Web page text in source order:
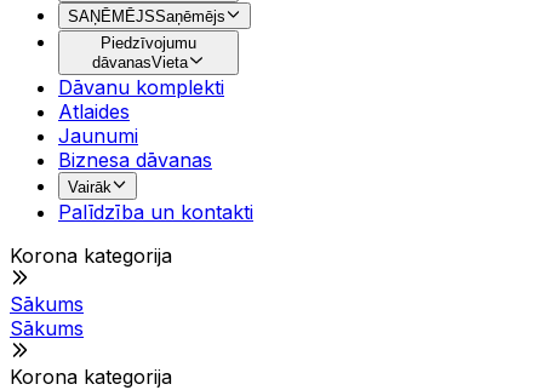
SAŅĒMĒJSSaņēmējs
Piedzīvojumu
dāvanasVieta
Dāvanu komplekti
Atlaides
Jaunumi
Biznesa dāvanas
Vairāk
Palīdzība un kontakti
Korona kategorija
Sākums
Sākums
Korona kategorija